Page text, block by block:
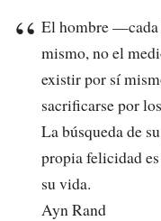
El hombre
mismo, no el
existir por sí
sacrificarse por
La búsqueda de
propia felicidad
su vida.
Ayn Rand